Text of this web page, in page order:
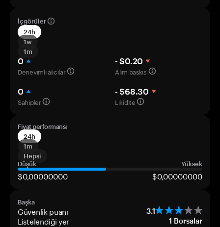
İçgörüler
24h
1w
1m
0
Deneyimli alıcılar
- $0.20
Alım baskısı
0
Sahipler
- $68.30
Likidite
Fiyat performansı
24h
1m
Hepsi
Düşük
Yüksek
$0,00000000 $0,00000000
Başka
Güvenlik puanı 3.1
Listelendiği yer 1 Borsalar